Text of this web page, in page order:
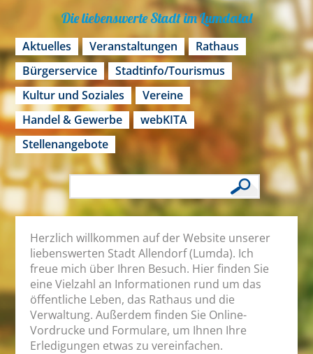
Die liebenswerte Stadt im Lumdatal
Aktuelles Veranstaltungen
Rathaus
Bürgerservice
Stadtinfo/Tourismus
Kultur und Soziales
Vereine
Handel & Gewerbe
webKITA
Stellenangebote
Herzlich willkommen auf der Website unserer
liebenswerten Stadt Allendorf (Lumda). Ich
freue mich über Ihren Besuch. Hier finden Sie
eine Vielzahl an Informationen rund um das
öffentliche Leben, das Rathaus und die
Verwaltung. Außerdem finden Sie Online-
Vordrucke und Formulare, um Ihnen Ihre
Erledigungen etwas zu vereinfachen.